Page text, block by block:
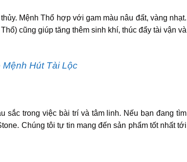
Mệnh Thổ hợp với gam màu nâu đất, vàng nhạt.
cũng giúp tăng thêm sinh khí, thúc đẩy tài vận và
Hút Tài Lộc
sắc trong việc bài trí và tâm linh. Nếu bạn đang tìm
Chúng tôi tự tin mang đến sản phẩm tốt nhất tới